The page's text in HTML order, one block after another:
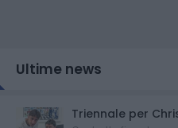
Ultime news
Triennale per